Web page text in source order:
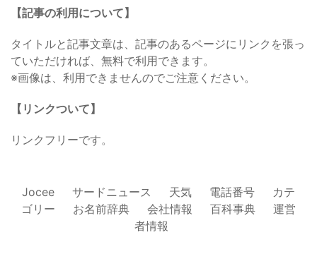
【記事の利用について】
タイトルと記事文章は、記事のあるページにリンクを張っ
ていただければ、無料で利用できます。
※画像は、利用できませんのでご注意ください。
【リンクついて】
リンクフリーです。
Jocee サードニュース 天気 電話番号
カテ
ゴリー
お名前辞典 会社情報 百科事典
運営
者情報